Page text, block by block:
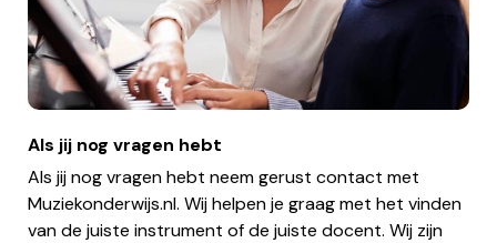
Als jij nog vragen hebt
Als jij nog vragen hebt neem gerust contact met
Muziekonderwijs.nl. Wij helpen je graag met het vinden
van de juiste instrument of de juiste docent. Wij zijn